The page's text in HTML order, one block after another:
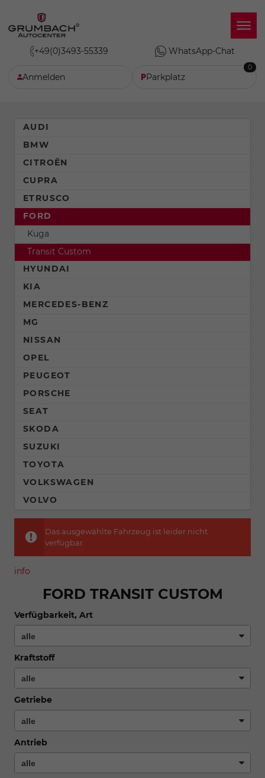
+49(0)3493-55339 WhatsApp-Chat
Anmelden Parkplatz
0
Das ausgewählte Fahrzeug ist leider nicht
verfügbar.
info
FORD TRANSIT CUSTOM
Verfügbarkeit, Art
Kraftstoff
Getriebe
Antrieb
AUDI
BMW
CITROËN
CUPRA
ETRUSCO
FORD
Kuga
Transit Custom
HYUNDAI
KIA
MERCEDES-BENZ
MG
NISSAN
OPEL
PEUGEOT
PORSCHE
SEAT
SKODA
SUZUKI
TOYOTA
VOLKSWAGEN
VOLVO